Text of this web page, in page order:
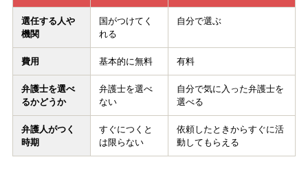
選任する人や
機関
国がつけてく
れる
自分で選ぶ
費用 基本的に無料 有料
弁護士を選べ
るかどうか
弁護士を選べ
ない
自分で気に入った弁護士を
選べる
弁護人がつく
時期
すぐにつくと
は限らない
依頼したときからすぐに活
動してもらえる